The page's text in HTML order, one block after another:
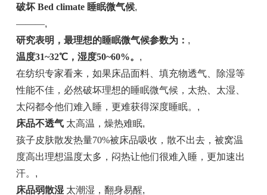
破坏 Bed climate 睡眠微气候,
———,
研究表明，最理想的睡眠微气候参数为： ,
温度31~32℃，湿度50~60%。 ,
在纺织专家看来，如果床品面料、填充物透气、除湿等
性能不佳，必然破坏理想的睡眠微气候，太热、太湿、
太闷都令他们难入睡，更难获得深度睡眠。 ,
床品不透气 太高温，燥热难眠,
孩子皮肤散发热量70%被床品吸收，散不出去，被窝温
度高出理想温度太多，闷热让他们很难入睡，更加速出
汗。 ,
床品弱散湿太潮湿，翻身易醒,